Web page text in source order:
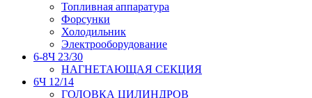
Топливная аппаратура
Форсунки
Холодильник
Электрооборудование
6-8Ч 23/30
НАГНЕТАЮЩАЯ СЕКЦИЯ
6Ч 12/14
ГОЛОВКА ЦИЛИНДРОВ